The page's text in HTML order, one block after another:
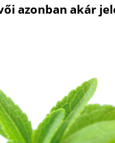
azonban akár